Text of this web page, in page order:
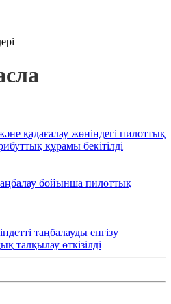
қадағалау жөніндегі пилоттық
құрамы бекітілді
бойынша пилоттық
таңбалауды енгізу
талқылау өткізілді